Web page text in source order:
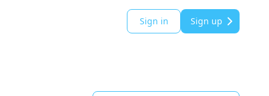
Sign in Sign up